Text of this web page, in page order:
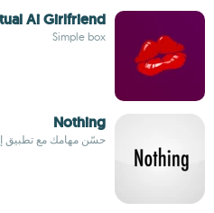
Ai Girlfriend
Simple box
Nothing
حسّن مهامك مع تطبيق